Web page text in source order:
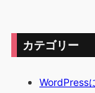
カテゴリー
WordPress